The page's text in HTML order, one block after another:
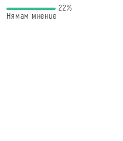
22%
Нямам мнение